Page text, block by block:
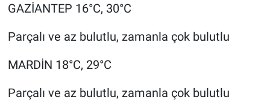
GAZİANTEP 16°C, 30°C
Parçalı ve az bulutlu, zamanla çok bulutlu
MARDİN 18°C, 29°C
Parçalı ve az bulutlu, zamanla çok bulutlu